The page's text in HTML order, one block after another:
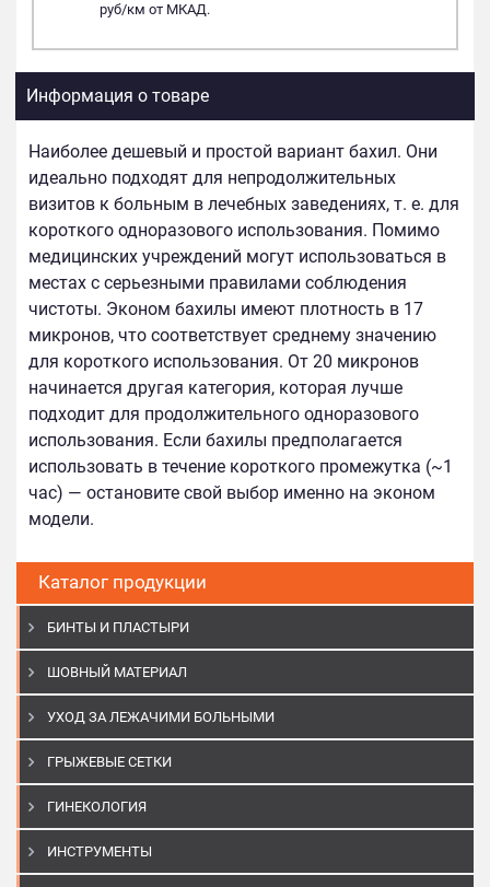
Каталог продукции
БИНТЫ И ПЛАСТЫРИ
ШОВНЫЙ МАТЕРИАЛ
УХОД ЗА ЛЕЖАЧИМИ БОЛЬНЫМИ
ГРЫЖЕВЫЕ СЕТКИ
ГИНЕКОЛОГИЯ
ИНСТРУМЕНТЫ
руб/км от МКАД.
Информация о товаре
Наиболее дешевый и простой вариант бахил. Они
идеально подходят для непродолжительных
визитов к больным в лечебных заведениях, т. е. для
короткого одноразового использования. Помимо
медицинских учреждений могут использоваться в
местах с серьезными правилами соблюдения
чистоты. Эконом бахилы имеют плотность в 17
микронов, что соответствует среднему значению
для короткого использования. От 20 микронов
начинается другая категория, которая лучше
подходит для продолжительного одноразового
использования. Если бахилы предполагается
использовать в течение короткого промежутка (~1
час) — остановите свой выбор именно на эконом
модели.